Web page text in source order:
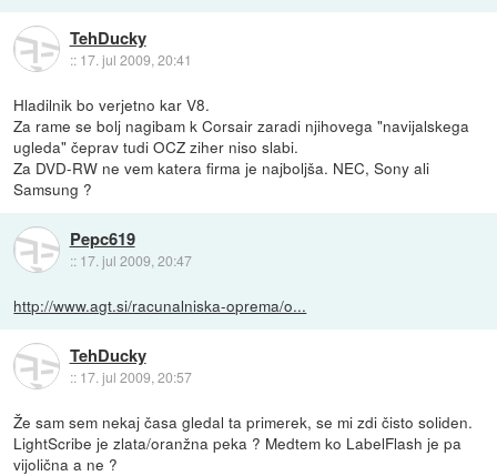
TehDucky
:: 17. jul 2009, 20:41
Hladilnik bo verjetno kar V8.
Za rame se bolj nagibam k Corsair zaradi njihovega "navijalskega
ugleda" čeprav tudi OCZ ziher niso slabi.
Za DVD-RW ne vem katera firma je najboljša. NEC, Sony ali
Samsung ?
Pepc619
:: 17. jul 2009, 20:47
http://www.agt.si/racunalniska-oprema/o...
TehDucky
:: 17. jul 2009, 20:57
Že sam sem nekaj časa gledal ta primerek, se mi zdi čisto soliden.
LightScribe je zlata/oranžna peka ? Medtem ko LabelFlash je pa
vijolična a ne ?